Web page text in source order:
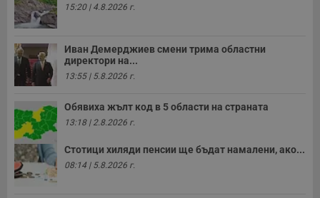
15:20 | 4.8.2026 г.
Иван Демерджиев смени трима областни
директори на...
13:55 | 5.8.2026 г.
Обявиха жълт код в 5 области на страната
13:18 | 2.8.2026 г.
Стотици хиляди пенсии ще бъдат намалени, ако...
08:14 | 5.8.2026 г.